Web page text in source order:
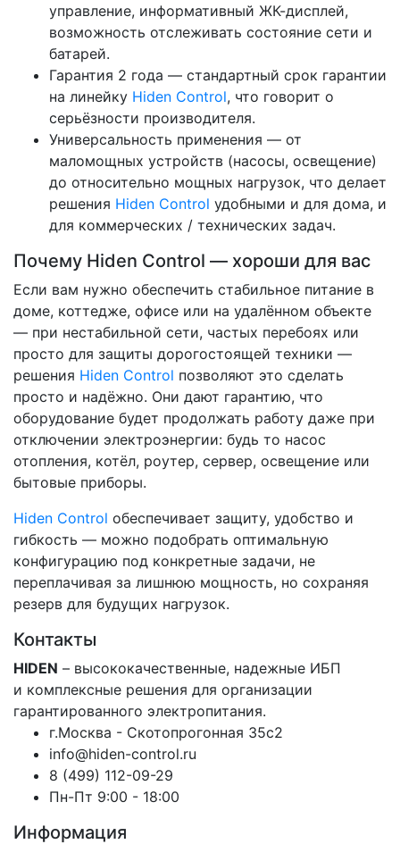
управление, информативный ЖК-дисплей,
возможность отслеживать состояние сети и
батарей.
Гарантия 2 года — стандартный срок гарантии
на линейку Hiden Control, что говорит о
серьёзности производителя.
Универсальность применения — от
маломощных устройств (насосы, освещение)
до относительно мощных нагрузок, что делает
решения Hiden Control удобными и для дома, и
для коммерческих / технических задач.
Почему Hiden Control — хороши для вас
Если вам нужно обеспечить стабильное питание в
доме, коттедже, офисе или на удалённом объекте
— при нестабильной сети, частых перебоях или
просто для защиты дорогостоящей техники —
решения Hiden Control позволяют это сделать
просто и надёжно. Они дают гарантию, что
оборудование будет продолжать работу даже при
отключении электроэнергии: будь то насос
отопления, котёл, роутер, сервер, освещение или
бытовые приборы.
Hiden Control обеспечивает защиту, удобство и
гибкость — можно подобрать оптимальную
конфигурацию под конкретные задачи, не
переплачивая за лишнюю мощность, но сохраняя
резерв для будущих нагрузок.
Контакты
HIDEN – высококачественные, надежные ИБП
и комплексные решения для организации
гарантированного электропитания.
г.Москва - Скотопрогонная 35с2
info@hiden-control.ru
8 (499) 112-09-29
Пн-Пт 9:00 - 18:00
Информация